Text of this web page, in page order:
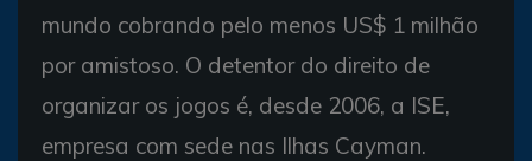
mundo cobrando pelo menos US$ 1 milhão
por amistoso. O detentor do direito de
organizar os jogos é, desde 2006, a ISE,
empresa com sede nas Ilhas Cayman.